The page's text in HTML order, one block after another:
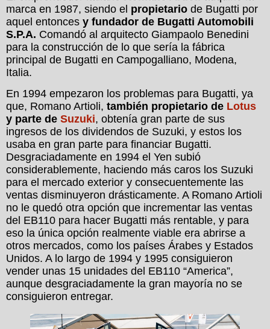
marca en 1987, siendo el propietario de Bugatti por
aquel entonces y fundador de Bugatti Automobili
S.P.A. Comandó al arquitecto Giampaolo Benedini
para la construcción de lo que sería la fábrica
principal de Bugatti en Campogalliano, Modena,
Italia.
En 1994 empezaron los problemas para Bugatti, ya
que, Romano Artioli, también propietario de Lotus
y parte de Suzuki, obtenía gran parte de sus
ingresos de los dividendos de Suzuki, y estos los
usaba en gran parte para financiar Bugatti.
Desgraciadamente en 1994 el Yen subió
considerablemente, haciendo más caros los Suzuki
para el mercado exterior y consecuentemente las
ventas disminuyeron drásticamente. A Romano Artioli
no le quedó otra opción que incrementar las ventas
del EB110 para hacer Bugatti más rentable, y para
eso la única opción realmente viable era abrirse a
otros mercados, como los países Árabes y Estados
Unidos. A lo largo de 1994 y 1995 consiguieron
vender unas 15 unidades del EB110 “America”,
aunque desgraciadamente la gran mayoría no se
consiguieron entregar.